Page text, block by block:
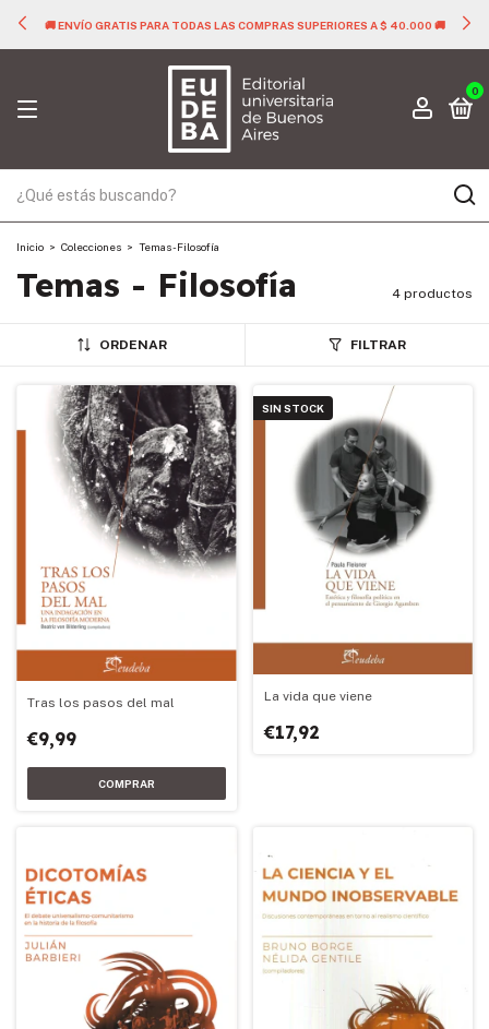
🚚 ENVÍO GRATIS PARA TODAS LAS COMPRAS SUPERIORES A $ 40.000 🚚
0
Inicio > Colecciones > Temas - Filosofía
Temas - Filosofía 4 productos
ORDENAR FILTRAR
Tras los pasos del mal
€9,99
SIN STOCK
La vida que viene
€17,92